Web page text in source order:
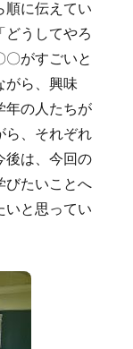
順に伝えてい
どうしてやろ
〇がすごいと
がら、興味
年の人たちが
ら、それぞれ
後は、今回の
びたいことへ
いと思ってい